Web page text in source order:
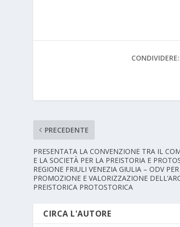
CONDIVIDERE:
PRECEDENTE
PRESENTATA LA CONVENZIONE TRA IL
E LA SOCIETÀ PER LA PREISTORIA E
REGIONE FRIULI VENEZIA GIULIA – ODV
PROMOZIONE E VALORIZZAZIONE
PREISTORICA PROTOSTORICA
CIRCA L'AUTORE